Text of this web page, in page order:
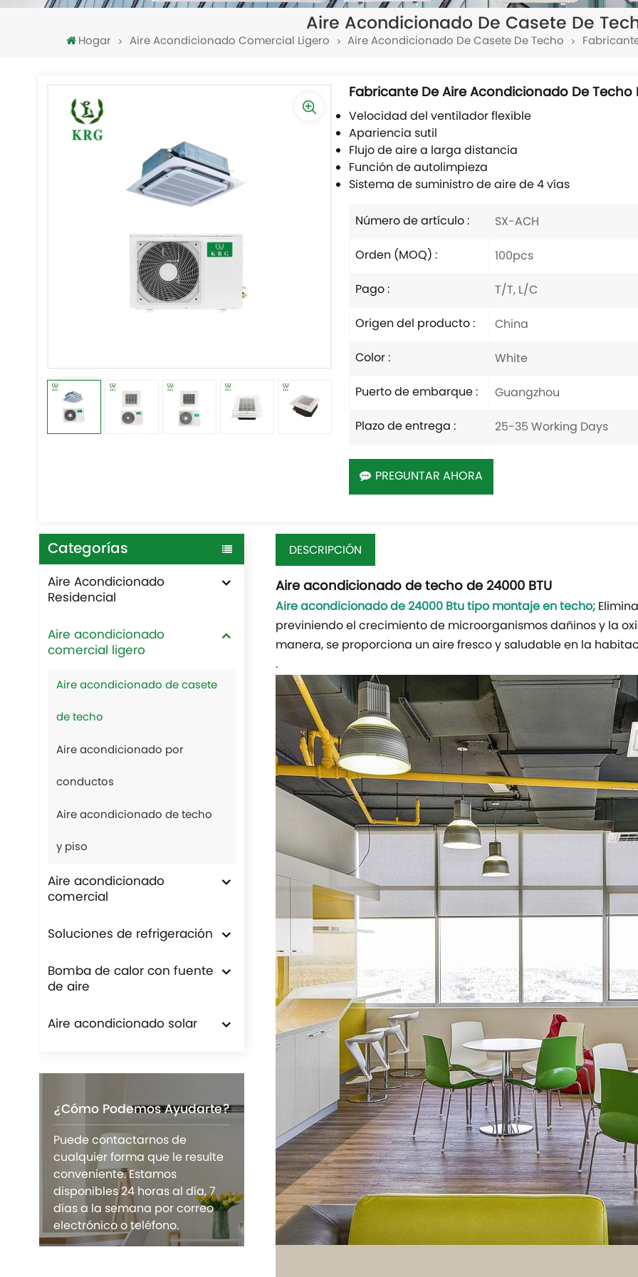
Aire Acondicionado De Casete De
Hogar Aire Acondicionado Comercial Ligero Aire Acondicionado De Casete De Techo
Fabricante De Aire Acondicionado De Techo
Velocidad del ventilador flexible
Apariencia sutil
Flujo de aire a larga distancia
Función de autolimpieza
Sistema de suministro de aire de 4 vías
Número de artículo :
SX-ACH
Orden (MOQ) :
100pcs
Pago :
T/T, L/C
Origen del producto :
China
Color :
White
Puerto de embarque :
Guangzhou
Plazo de entrega :
25-35 Working Days
PREGUNTAR AHORA
Categorías
Aire Acondicionado
Residencial
Aire acondicionado
comercial ligero
Aire acondicionado de casete
de techo
Aire acondicionado por
conductos
Aire acondicionado de techo
y piso
Aire acondicionado
comercial
Soluciones de refrigeración
Bomba de calor con fuente
de aire
Aire acondicionado solar
¿Cómo Podemos Ayudarte?
Puede contactarnos de
cualquier forma que le resulte
conveniente. Estamos
disponibles 24 horas al día, 7
días a la semana por correo
electrónico o teléfono.
DESCRIPCIÓN
Aire acondicionado de techo de 24000 BTU
Aire acondicionado de 24000 Btu tipo montaje en techo;
previniendo el crecimiento de microorganismos dañinos y la
manera, se proporciona un aire fresco y saludable en la
.